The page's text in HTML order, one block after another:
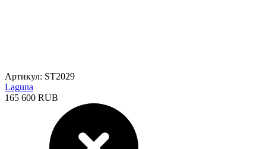
Артикул: ST2029
Laguna
165 600 RUB